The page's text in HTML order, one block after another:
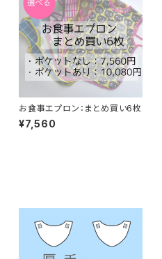
お食事エプロン：まとめ買い6枚
¥7,560